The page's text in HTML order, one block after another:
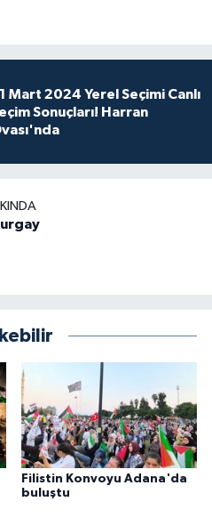
Mart 2024 Yerel Seçimi Canlı
Sonuçları! Harran
Filistin Konvoyu Adana'da
buluştu